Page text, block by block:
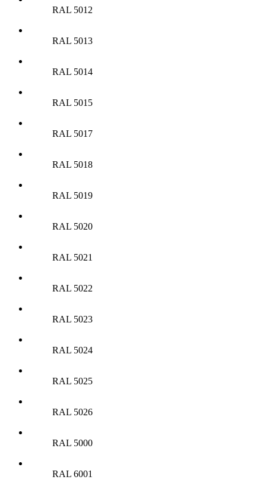
RAL 5012
RAL 5013
RAL 5014
RAL 5015
RAL 5017
RAL 5018
RAL 5019
RAL 5020
RAL 5021
RAL 5022
RAL 5023
RAL 5024
RAL 5025
RAL 5026
RAL 5000
RAL 6001